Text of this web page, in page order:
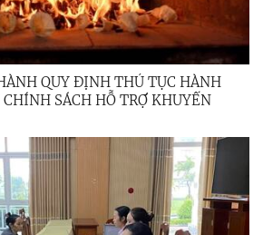
QUY ĐỊNH THỦ TỤC HÀNH
SÁCH HỖ TRỢ KHUYẾN